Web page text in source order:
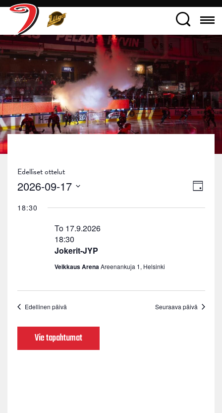
Edelliset ottelut
Päivä
2026-09-17
päivä.
18:30
Jokerit-JYP
To 17.9.2026
18:30
Veikkaus ArenaAreenankuja 1, Helsinki
Edellinen päivä Seuraava päivä
Vie tapahtumat